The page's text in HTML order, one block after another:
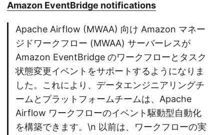
Amazon EventBridge notifications
Apache Airflow (MWAA) 向け Amazon マネー
ジドワークフロー (MWAA) サーバーレスが
Amazon EventBridge のワークフローとタスク
状態変更イベントをサポートするようになりま
した。これにより、データエンジニアリングチ
ームとプラットフォームチームは、Apache
Airflow ワークフローのイベント駆動型自動化
を構築できます。\n 以前は、ワークフローの実